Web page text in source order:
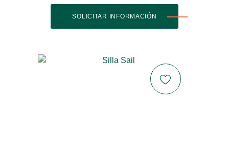
SOLICITAR INFORMACIÓN